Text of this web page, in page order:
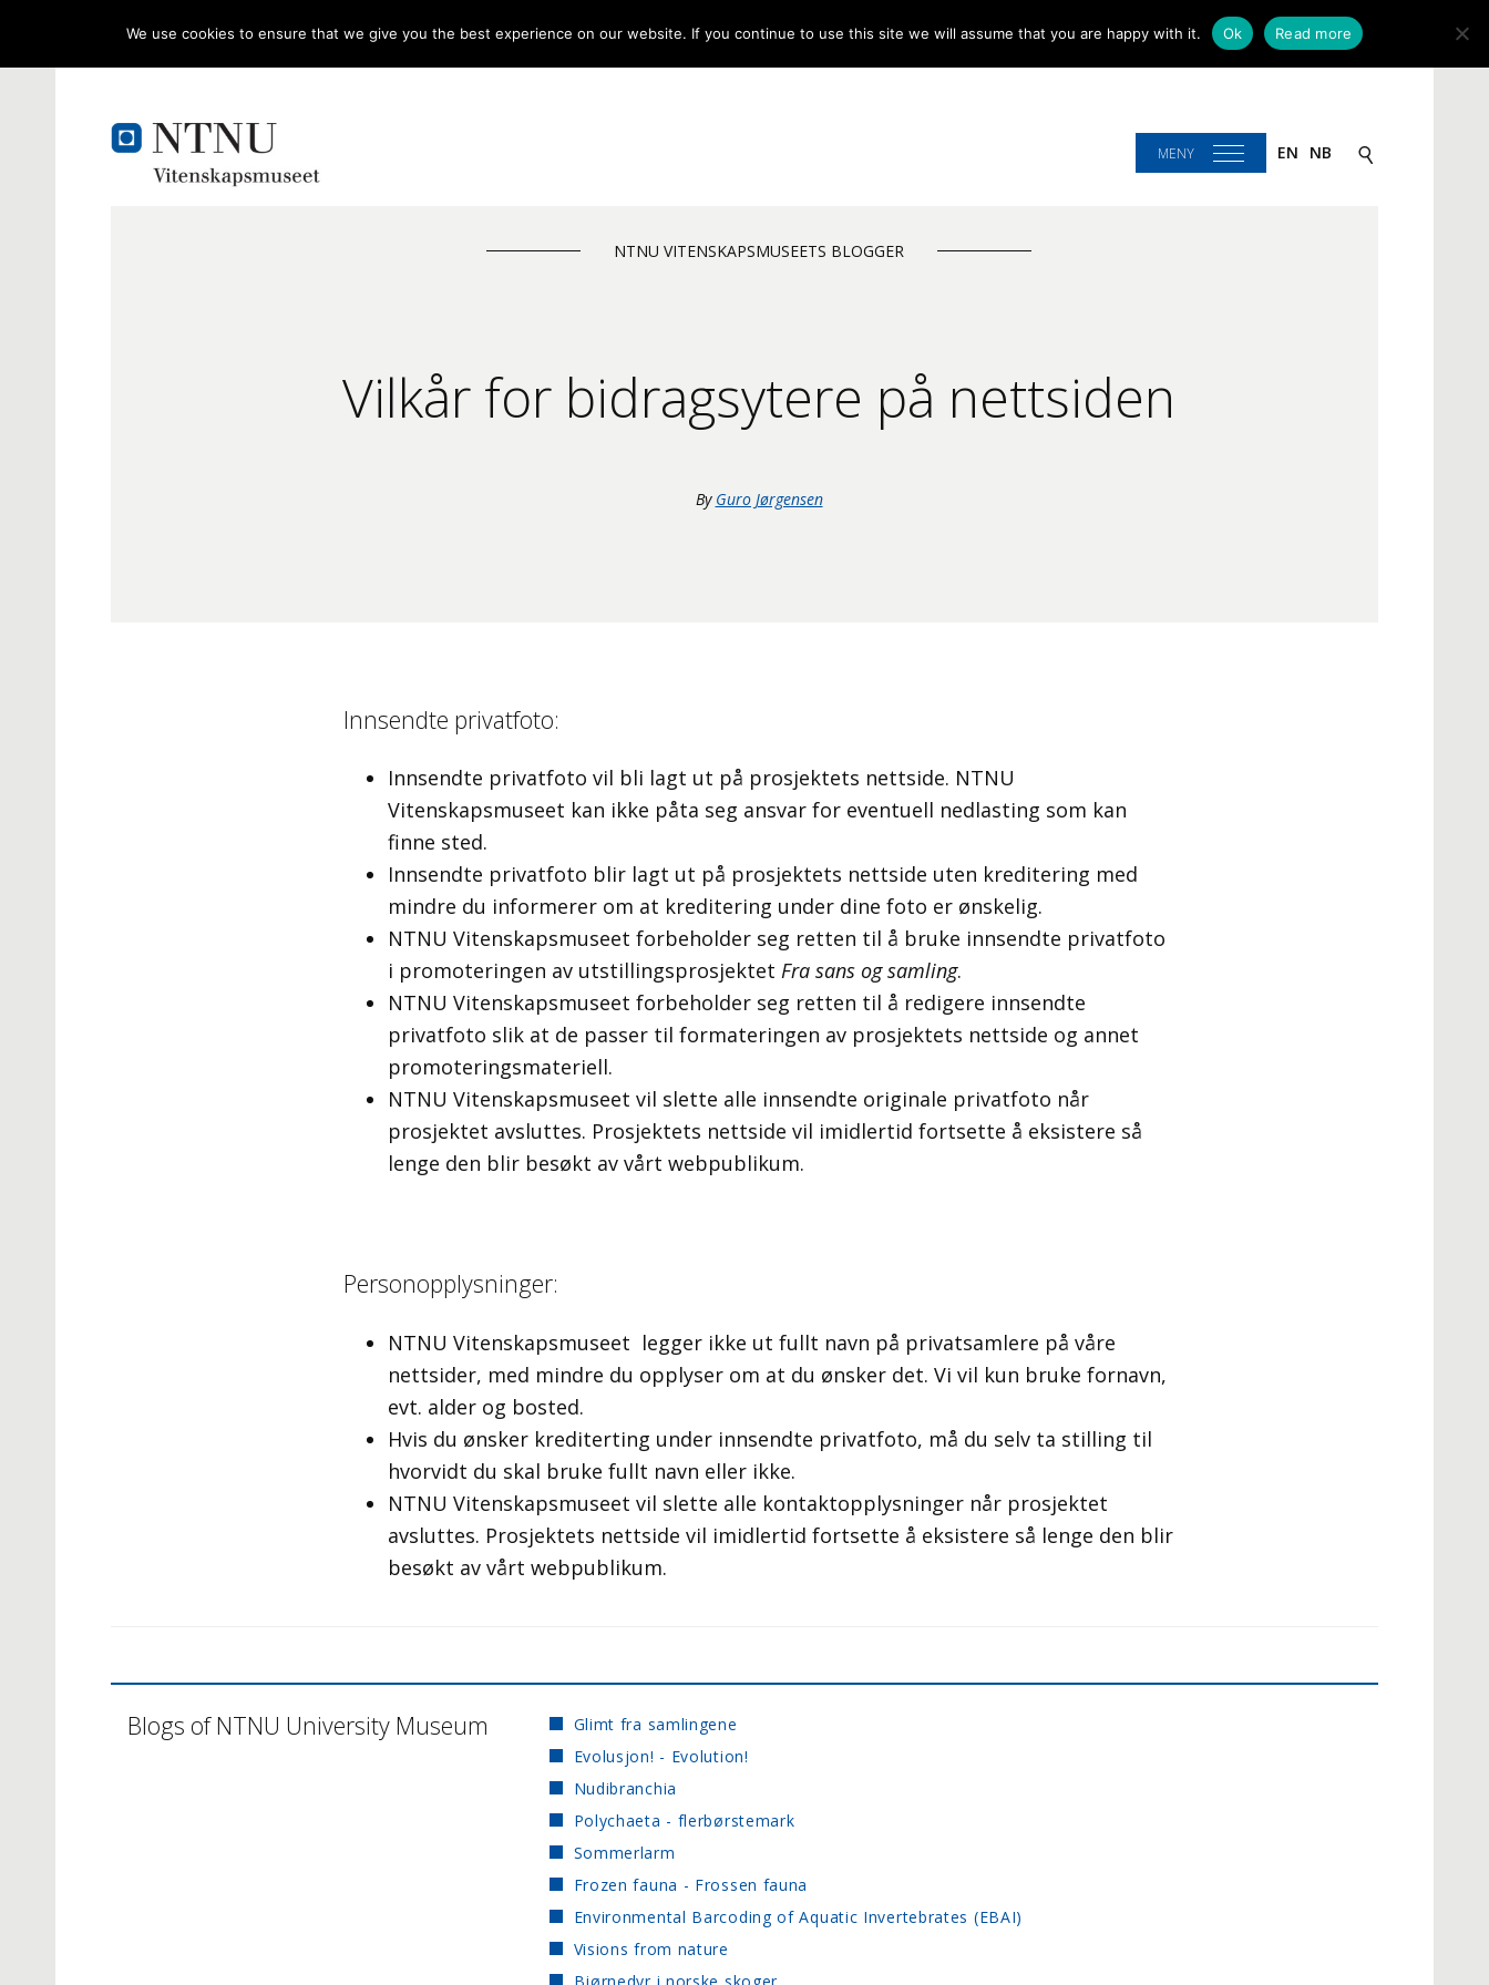
MENY EN NB
NTNU VITENSKAPSMUSEETS BLOGGER
Vilkår for bidragsytere på nettsiden
By Guro Jørgensen
Innsendte privatfoto:
Innsendte privatfoto vil bli lagt ut på prosjektets nettside. NTNU
Vitenskapsmuseet kan ikke påta seg ansvar for eventuell nedlasting som kan
finne sted.
Innsendte privatfoto blir lagt ut på prosjektets nettside uten kreditering med
mindre du informerer om at kreditering under dine foto er ønskelig.
NTNU Vitenskapsmuseet forbeholder seg retten til å bruke innsendte privatfoto
i promoteringen av utstillingsprosjektet Fra sans og samling.
NTNU Vitenskapsmuseet forbeholder seg retten til å redigere innsendte
privatfoto slik at de passer til formateringen av prosjektets nettside og annet
promoteringsmateriell.
NTNU Vitenskapsmuseet vil slette alle innsendte originale privatfoto når
prosjektet avsluttes. Prosjektets nettside vil imidlertid fortsette å eksistere så
lenge den blir besøkt av vårt webpublikum.
Personopplysninger:
NTNU Vitenskapsmuseet legger ikke ut fullt navn på privatsamlere på våre
nettsider, med mindre du opplyser om at du ønsker det. Vi vil kun bruke fornavn,
evt. alder og bosted.
Hvis du ønsker krediterting under innsendte privatfoto, må du selv ta stilling til
hvorvidt du skal bruke fullt navn eller ikke.
NTNU Vitenskapsmuseet vil slette alle kontaktopplysninger når prosjektet
avsluttes. Prosjektets nettside vil imidlertid fortsette å eksistere så lenge den blir
besøkt av vårt webpublikum.
Blogs of NTNU University Museum
Glimt fra samlingene
Evolusjon! - Evolution!
Nudibranchia
Polychaeta - flerbørstemark
Sommerlarm
Frozen fauna - Frossen fauna
Environmental Barcoding of Aquatic Invertebrates (EBAI)
Visions from nature
Bjørnedyr i norske skoger
We use cookies to ensure that we give you the best experience on our website. If you continue to use this site we will assume that you are happy with it. Ok Read more